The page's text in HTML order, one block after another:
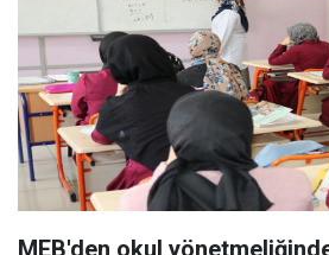
MEB'den okul